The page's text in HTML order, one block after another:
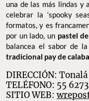
una de las más lindas y
celebrar la ‘spooky
formatos, y es
por un lado, un pastel
balancea el sabor de
tradicional pay de
DIRECCIÓN:
TELÉFONO: 55 6273
SITIO WEB: